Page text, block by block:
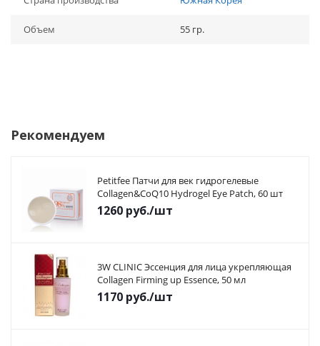
Объем 55 гр.
Рекомендуем
Petitfee Патчи для век гидрогелевые
Collagen&CoQ10 Hydrogel Eye Patch, 60 шт
1260 руб./шт
3W CLINIC Эссенция для лица укрепляющая
Collagen Firming up Essence, 50 мл
1170 руб./шт